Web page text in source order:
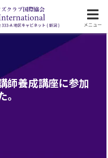
師養成講座に参加
メニュー